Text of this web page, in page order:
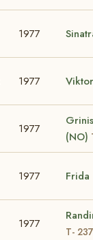
1977
1977
1977
(NO)
1977 Frida
1977
T-